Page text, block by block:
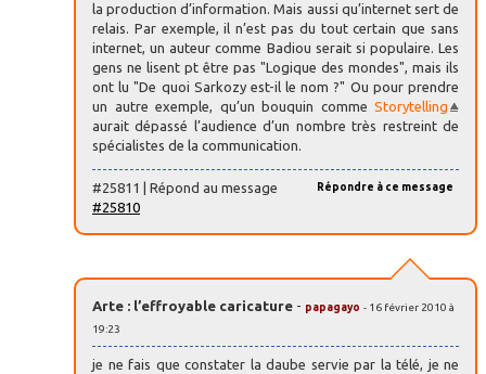
la production d’information. Mais aussi qu’internet sert de
relais. Par exemple, il n’est pas du tout certain que sans
internet, un auteur comme Badiou serait si populaire. Les
gens ne lisent pt être pas "Logique des mondes", mais ils
ont lu "De quoi Sarkozy est-il le nom ?" Ou pour prendre
un autre exemple, qu’un bouquin comme Storytelling
aurait dépassé l’audience d’un nombre très restreint de
spécialistes de la communication.
Répondre à ce message
#25811 | Répond au message
#25810
Arte : l’effroyable caricature - papagayo - 16 février 2010 à
19:23
je ne fais que constater la daube servie par la télé, je ne